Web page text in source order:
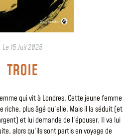
Le 15 Juil 2025
TROIE
qui vit à Londres. Cette jeune femme
riche, plus âgé qu’elle. Mais il la séduit (et
et lui demande de l’épouser. Il va lui
alors qu’ils sont partis en voyage de